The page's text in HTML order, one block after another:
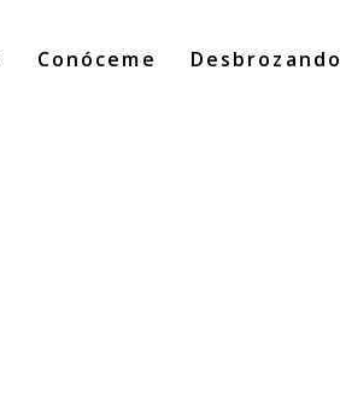
Conóceme Desbrozando